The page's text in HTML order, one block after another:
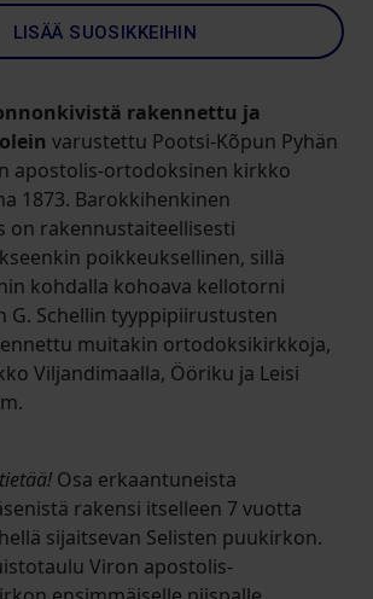
LISÄÄ SUOSIKKEIHIN
rakennettu ja
varustettu Pootsi-Kõpun Pyhän
apostolis-ortodoksinen kirkko
1873. Barokkihenkinen
on rakennustaiteellisesti
poikkeuksellinen, sillä
kohdalla kohoava kellotorni
G. Schellin tyyppipiirustusten
muitakin ortodoksikirkkoja,
Viljandimaalla, Ööriku ja Leisi
Osa erkaantuneista
rakensi itselleen 7 vuotta
sijaitsevan Selisten puukirkon.
Viron apostolis-